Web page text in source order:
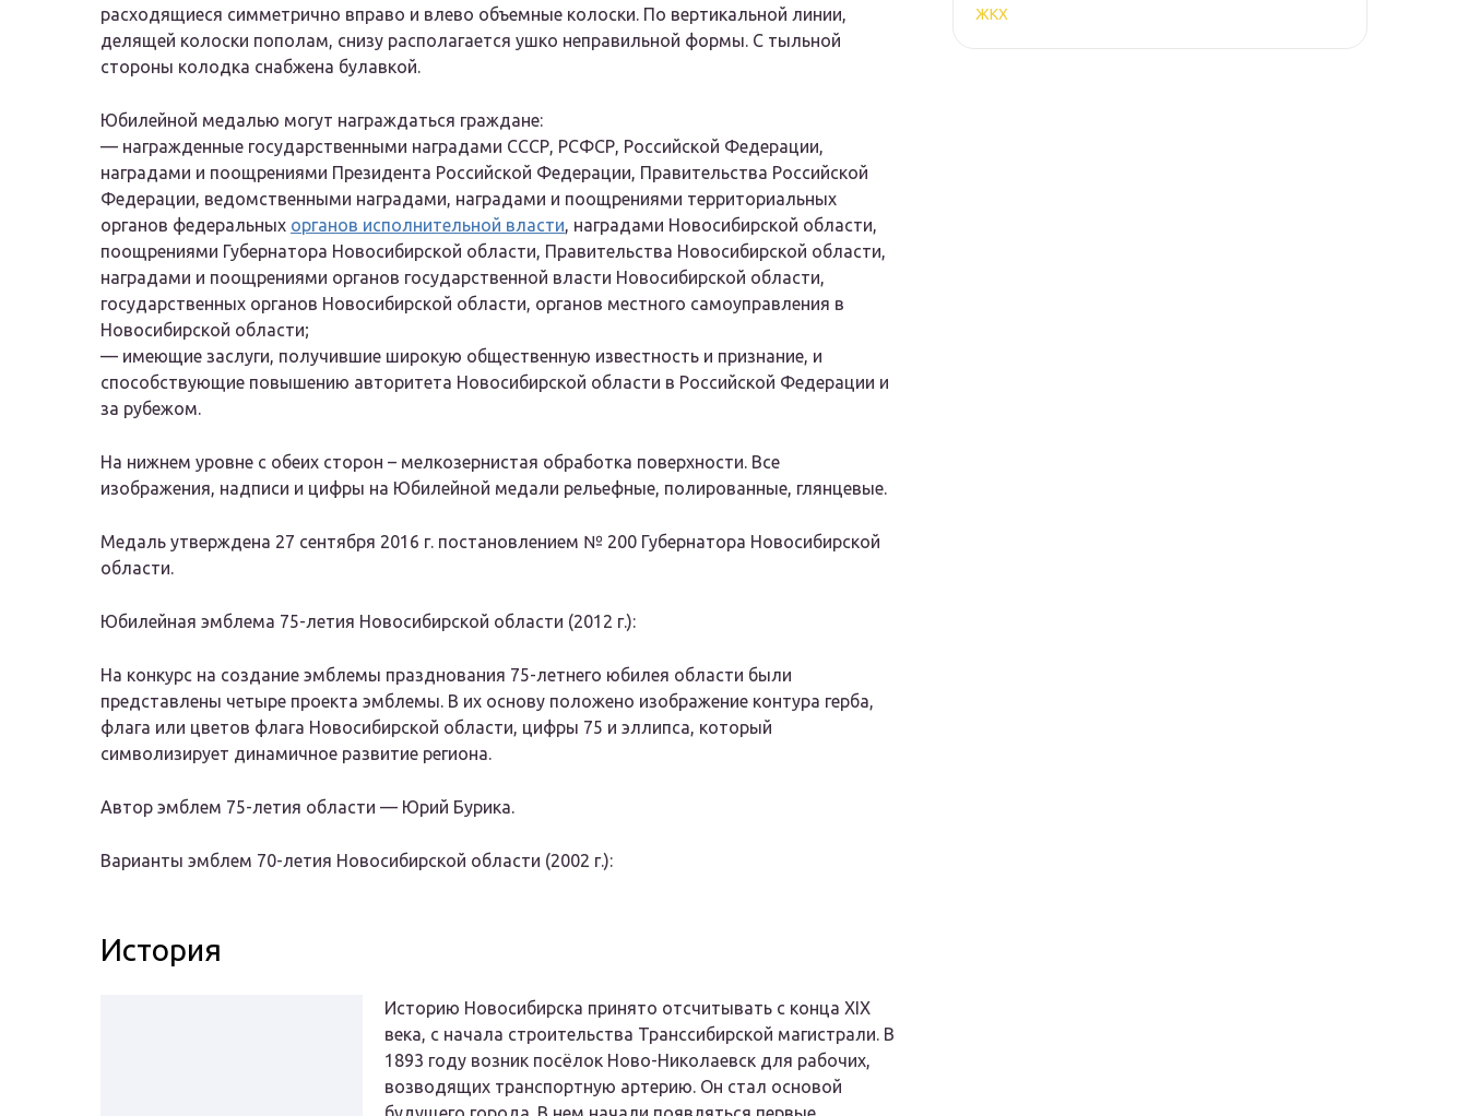
расходящиеся симметрично вправо и влево объемные колоски. По вертикальной линии,
делящей колоски пополам, снизу располагается ушко неправильной формы. С тыльной
стороны колодка снабжена булавкой.
Юбилейной медалью могут награждаться граждане:
— награжденные государственными наградами СССР, РСФСР, Российской Федерации,
наградами и поощрениями Президента Российской Федерации, Правительства Российской
Федерации, ведомственными наградами, наградами и поощрениями территориальных
органов федеральных органов исполнительной власти, наградами Новосибирской области,
поощрениями Губернатора Новосибирской области, Правительства Новосибирской области,
наградами и поощрениями органов государственной власти Новосибирской области,
государственных органов Новосибирской области, органов местного самоуправления в
Новосибирской области;
— имеющие заслуги, получившие широкую общественную известность и признание, и
способствующие повышению авторитета Новосибирской области в Российской Федерации и
за рубежом.
На нижнем уровне с обеих сторон – мелкозернистая обработка поверхности. Все
изображения, надписи и цифры на Юбилейной медали рельефные, полированные, глянцевые.
Медаль утверждена 27 сентября 2016 г. постановлением № 200 Губернатора Новосибирской
области.
Юбилейная эмблема 75-летия Новосибирской области (2012 г.):
На конкурс на создание эмблемы празднования 75-летнего юбилея области были
представлены четыре проекта эмблемы. В их основу положено изображение контура герба,
флага или цветов флага Новосибирской области, цифры 75 и эллипса, который
символизирует динамичное развитие региона.
Автор эмблем 75-летия области — Юрий Бурика.
Варианты эмблем 70-летия Новосибирской области (2002 г.):
История
Историю Новосибирска принято отсчитывать с конца XIX
века, с начала строительства Транссибирской магистрали. В
1893 году возник посёлок Ново-Николаевск для рабочих,
возводящих транспортную артерию. Он стал основой
ЖКХ